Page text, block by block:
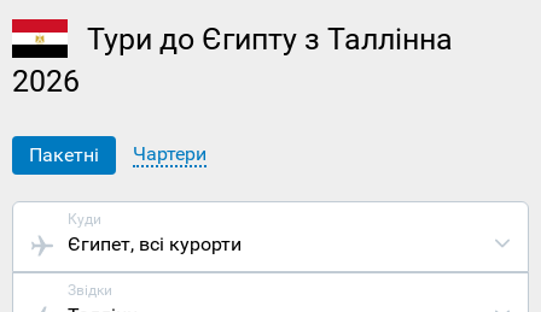
Тури до Єгипту з Таллінна
2026
Пакетні Чартери
Куди
Єгипет, всі курорти
Звідки